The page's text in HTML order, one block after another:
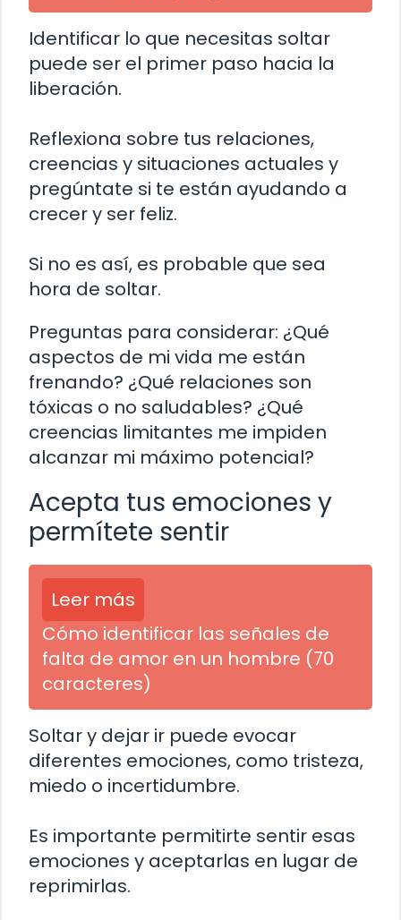
Identificar lo que necesitas soltar
puede ser el primer paso hacia la
liberación.
Reflexiona sobre tus relaciones,
creencias y situaciones actuales y
pregúntate si te están ayudando a
crecer y ser feliz.
Si no es así, es probable que sea
hora de soltar.
Preguntas para considerar: ¿Qué
aspectos de mi vida me están
frenando? ¿Qué relaciones son
tóxicas o no saludables? ¿Qué
creencias limitantes me impiden
alcanzar mi máximo potencial?
Acepta tus emociones y
permítete sentir
Leer más
Cómo identificar las señales de
falta de amor en un hombre (70
caracteres)
Soltar y dejar ir puede evocar
diferentes emociones, como tristeza,
miedo o incertidumbre.
Es importante permitirte sentir esas
emociones y aceptarlas en lugar de
reprimirlas.